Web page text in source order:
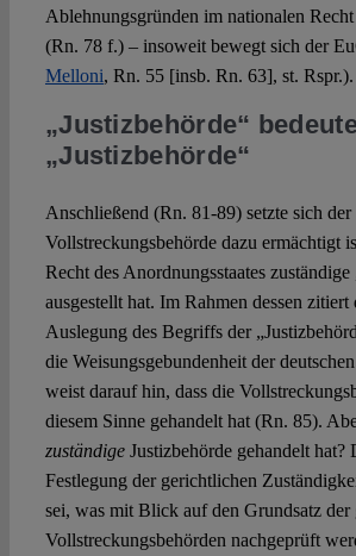
Ablehnungsgründen im nationalen
(Rn. 78 f.) – insoweit bewegt sich der
Melloni, Rn. 55 [insb. Rn. 63], st. Rspr.).
„Justizbehörde“
„Justizbehörde“
Anschließend (Rn. 81-89) setzte sich
Vollstreckungsbehörde dazu ermächtigt
Recht des Anordnungsstaates
ausgestellt hat. Im Rahmen dessen
Auslegung des Begriffs der
die Weisungsgebundenheit der
weist darauf hin, dass die
diesem Sinne gehandelt hat (Rn. 85).
zuständigeJustizbehörde gehandelt hat?
Festlegung der gerichtlichen
sei, was mit Blick auf den Grundsatz
Vollstreckungsbehörden nachgeprüft